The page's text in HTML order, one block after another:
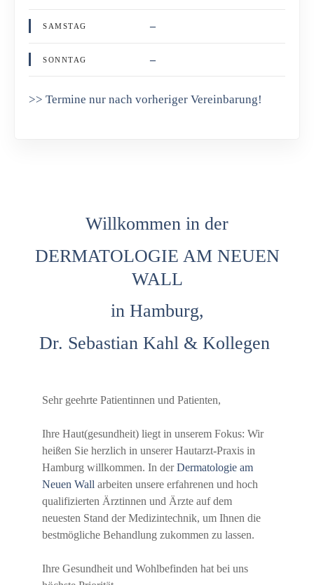
SAMSTAG –
SONNTAG –
>> Termine nur nach vorheriger Vereinbarung!
Willkommen in der
DERMATOLOGIE AM NEUEN
WALL
in Hamburg,
Dr. Sebastian Kahl & Kollegen
Sehr geehrte Patientinnen und Patienten,
Ihre Haut(gesundheit) liegt in unserem Fokus: Wir
heißen Sie herzlich in unserer Hautarzt-Praxis in
Hamburg willkommen. In derDermatologie am
Neuen Wall arbeiten unsere erfahrenen und hoch
qualifizierten Ärztinnen und Ärzte auf dem
neuesten Stand der Medizintechnik, um Ihnen die
bestmögliche Behandlung zukommen zu lassen.
Ihre Gesundheit und Wohlbefinden hat bei uns